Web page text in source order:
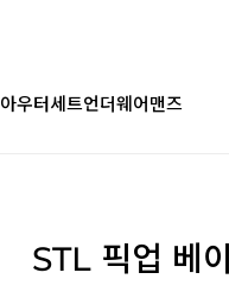
아우터세트언더웨어맨즈
STL 픽업 베